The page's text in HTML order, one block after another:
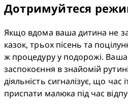
Дотримуйтеся
Якщо вдома ваша дитина не
казок, трьох пісень та
ж процедуру у подорожі.
заспокоєння в знайомій
діяльність сигналізує, що
приспати малюка під час